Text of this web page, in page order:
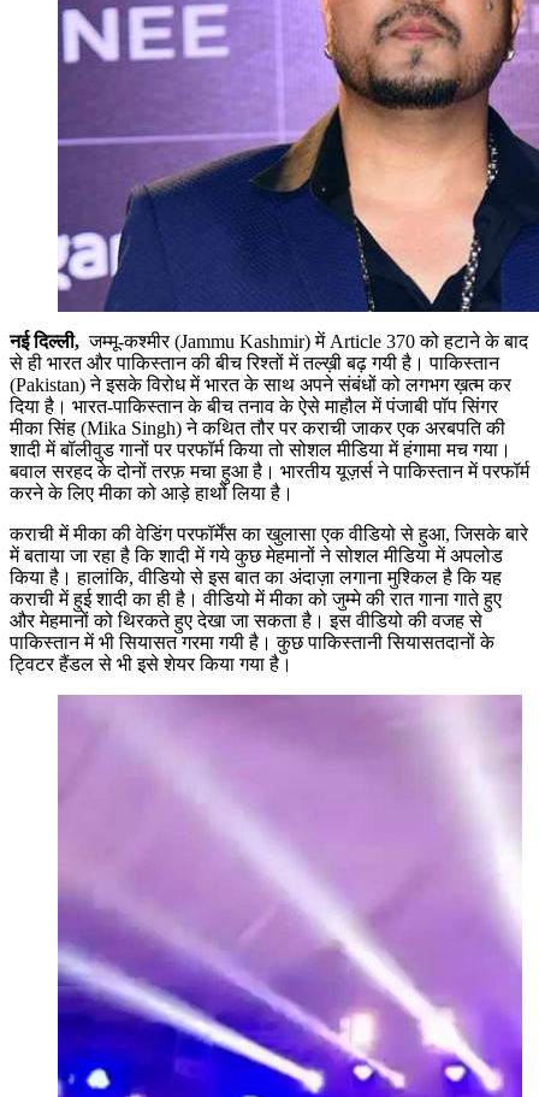
नई दिल्ली,जम्मू-कश्मीर (Jammu Kashmir) में Article 370 को हटाने के बाद
से ही भारत और पाकिस्तान की बीच रिश्तों में तल्ख़ी बढ़ गयी है। पाकिस्तान
(Pakistan) ने इसके विरोध में भारत के साथ अपने संबंधों को लगभग ख़त्म कर
दिया है। भारत-पाकिस्तान के बीच तनाव के ऐसे माहौल में पंजाबी पॉप सिंगर
मीका सिंह (Mika Singh) ने कथित तौर पर कराची जाकर एक अरबपति की
शादी में बॉलीवुड गानों पर परफॉर्म किया तो सोशल मीडिया में हंगामा मच गया।
बवाल सरहद के दोनों तरफ़ मचा हुआ है। भारतीय यूज़र्स ने पाकिस्तान में परफॉर्म
करने के लिए मीका को आड़े हाथों लिया है।
कराची में मीका की वेडिंग परफॉर्मेंस का खुलासा एक वीडियो से हुआ, जिसके बारे
में बताया जा रहा है कि शादी में गये कुछ मेहमानों ने सोशल मीडिया में अपलोड
किया है। हालांकि, वीडियो से इस बात का अंदाज़ा लगाना मुश्किल है कि यह
कराची में हुई शादी का ही है। वीडियो में मीका को जुम्मे की रात गाना गाते हुए
और मेहमानों को थिरकते हुए देखा जा सकता है। इस वीडियो की वजह से
पाकिस्तान में भी सियासत गरमा गयी है। कुछ पाकिस्तानी सियासतदानों के
ट्विटर हैंडल से भी इसे शेयर किया गया है।